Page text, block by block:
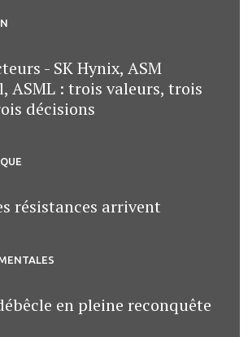
- SK Hynix, ASM
ASML : trois valeurs, trois
décisions
résistances arrivent
en pleine reconquête